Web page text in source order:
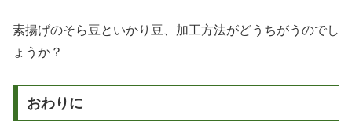
素揚げのそら豆といかり豆、加工方法がどうちがうのでし
ょうか？
おわりに